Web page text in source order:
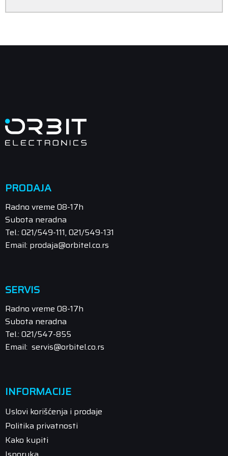
PRODAJA
Radno vreme 08-17h
Subota neradna
Tel.: 021/549-111, 021/549-131
Email: prodaja@orbitel.co.rs
SERVIS
Radno vreme 08-17h
Subota neradna
Tel.: 021/547-855
Email: servis@orbitel.co.rs
INFORMACIJE
Uslovi korišćenja i prodaje
Politika privatnosti
Kako kupiti